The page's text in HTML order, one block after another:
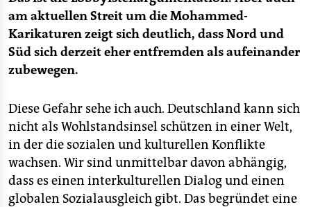
am aktuellen Streit um die Mohammed-
Karikaturen zeigt sich deutlich, dass Nord und
Süd sich derzeit eher entfremden als aufeinander
zubewegen.
Diese Gefahr sehe ich auch. Deutschland kann sich
nicht als Wohlstandsinsel schützen in einer Welt,
in der die sozialen und kulturellen Konflikte
wachsen. Wir sind unmittelbar davon abhängig,
dass es einen interkulturellen Dialog und einen
globalen Sozialausgleich gibt. Das begründet eine